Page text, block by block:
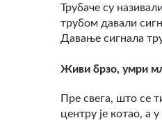
Трубаче су
трубом давали
Давање сигнала
Живи брзо, умри
Пре свега, што се
центру је котао,